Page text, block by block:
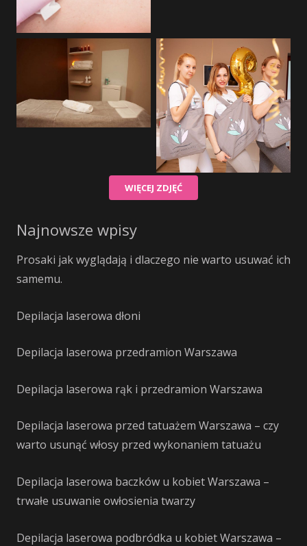
WIĘCEJ ZDJĘĆ
Najnowsze wpisy
Prosaki jak wyglądają i dlaczego nie warto usuwać ich
samemu.
Depilacja laserowa dłoni
Depilacja laserowa przedramion Warszawa
Depilacja laserowa rąk i przedramion Warszawa
Depilacja laserowa przed tatuażem Warszawa – czy
warto usunąć włosy przed wykonaniem tatuażu
Depilacja laserowa baczków u kobiet Warszawa –
trwałe usuwanie owłosienia twarzy
Depilacja laserowa podbródka u kobiet Warszawa –